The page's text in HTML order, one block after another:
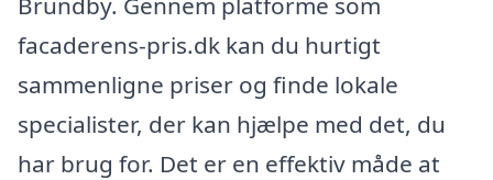
facaderens-pris.dk kan du hurtigt
sammenligne priser og finde lokale
specialister, der kan hjælpe med det, du
har brug for. Det er en effektiv måde at